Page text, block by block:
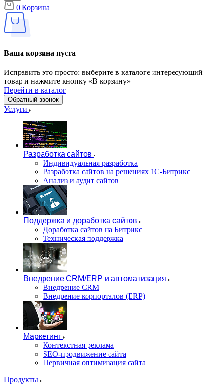
0 Корзина
Ваша корзина пуста
Исправить это просто: выберите в каталоге интересующий
товар и нажмите кнопку «В корзину»
Перейти в каталог
Обратный звонок
Услуги
Разработка сайтов
Индивидуальная разработка
Разработка сайтов на решениях 1С-Битрикс
Анализ и аудит сайтов
Поддержка и доработка сайтов
Доработка сайтов на Битрикс
Техническая поддержка
Внедрение CRM/ERP и автоматизация
Внедрение CRM
Внедрение корпорталов (ERP)
Маркетинг
Контекстная реклама
SEO-продвижение сайта
Первичная оптимизация сайта
Продукты